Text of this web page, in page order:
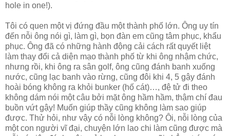
hole in one!).
Tôi có quen một vị đứng đầu một thành phố lớn. Ông uy tín
đến nỗi ông nói gì, làm gì, bọn đàn em cũng tâm phục, khẩu
phục. Ông đã có những hành động cải cách rất quyết liệt
làm thay đổi cả diện mạo thành phố từ khi ông nhậm chức,
nhưng rồi, khi ông ra sân golf, ông cũng đánh banh xuống
nước, cũng lạc banh vào rừng, cũng đôi khi 4, 5 gậy đánh
hoài bóng không ra khỏi bunker (hố cát)…, đệ tử đi theo
không dám nói một câu bởi mặt ông hầm hầm, thậm chí đau
buồn vứt gậy! Muốn giúp thầy cũng không làm sao giúp
được. Thử hỏi, như vậy có nỗi lòng không? Ôi, nỗi lòng của
một con người vĩ đại, chuyện lớn lao chi làm cũng được mà